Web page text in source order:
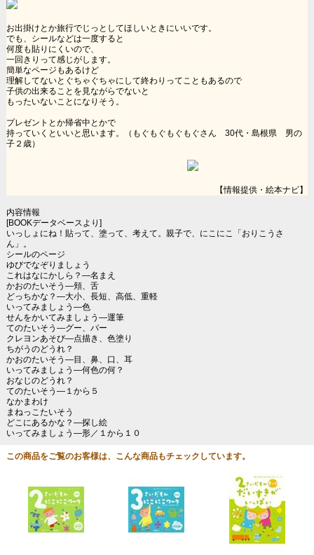
お出掛けとか旅行でじっとしてほしいときにいいです。
でも、シールなどは一度すると
何度も貼りにくいので、
一回きりって感じがします。
簡単なページもあるけど
理解してないとぐちゃぐちゃにして終わりってこともあるので
子供の出来ることを見ながらでないと
もったいないことになりそう。
プレゼントとか帰省中とかで
持っていくといいと思います。（もぐもぐもぐもぐさん 30代・島根県 男の
子２歳）
【情報提供・絵本ナビ】
内容情報
[BOOKデータベースより]
いっしょにね！貼って、塗って、考えて。親子で、にこにこ「おりこうさ
ん」。
シールのページ
ゆびでなぞりましょう
これはなにかしら？―名まえ
かおのたいそう―頬、舌
どっちかな？―大小、長短、高低、重軽
いってみましょう―色
せんをかいてみましょう―運筆
てのたいそう―グー、パー
クレヨンあそび―点描き、色塗り
ちがうのどうれ？
かおのたいそう―目、鼻、口、耳
いってみましょう―何色の何？
おなじのどうれ？
てのたいそう―１から５
なかまわけ
まねっこたいそう
どこにあるかな？―探し絵
いってみましょう―形／１から１０
この商品をご覧のお客様は、こんな商品もチェックしています。